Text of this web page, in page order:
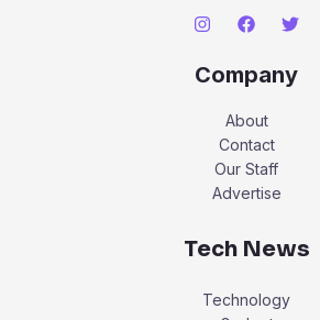
Company
About
Contact
Our Staff
Advertise
Tech News
Technology